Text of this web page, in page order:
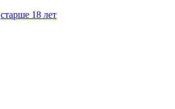
старше 18 лет